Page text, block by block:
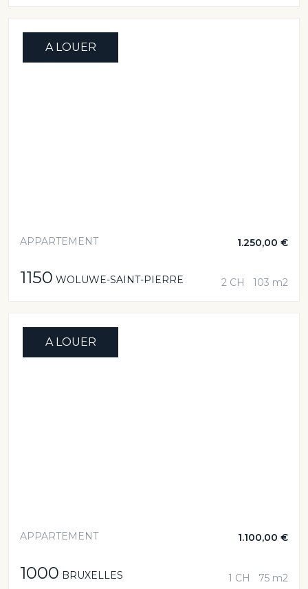
A LOUER
APPARTEMENT 1.250,00 €
1150 WOLUWE-SAINT-PIERRE 2 CH 103 m2
A LOUER
APPARTEMENT 1.100,00 €
1000 BRUXELLES 1 CH 75 m2